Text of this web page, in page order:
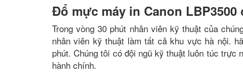
Đổ mực máy in Canon
Trong vòng 30 phút nhân viên kỹ thuật của
nhân viên kỹ thuật làm tất cả khu vực hà nội.
phút. Chúng tôi có đội ngũ kỹ thuật luôn túc
hành chính.